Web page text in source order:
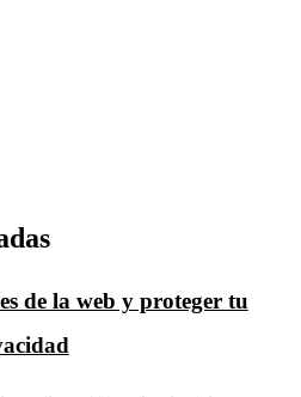
de la web y proteger tu